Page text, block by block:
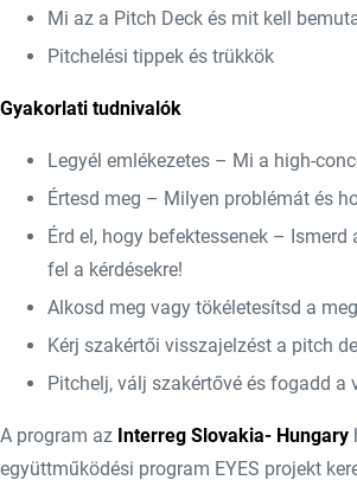
Mi az a Pitch Deck és mit kell
Pitchelési tippek és trükkök
Gyakorlati tudnivalók
Legyél emlékezetes – Mi a high-
Értesd meg – Milyen problémát és
Érd el, hogy befektessenek – Ismerd
fel a kérdésekre!
Alkosd meg vagy tökéletesítsd a
Kérj szakértői visszajelzést a pitch
Pitchelj, válj szakértővé és fogadd a
A program az Interreg Slovakia- Hungary
együttműködési program EYES projekt